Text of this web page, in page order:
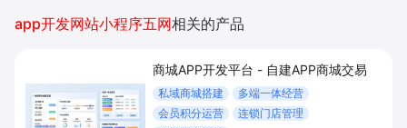
app开发网站小程序五网相关的产品
商城APP开发平台 - 自建APP商城交易
私域商城搭建
多端一体经营
会员积分运营
连锁门店管理